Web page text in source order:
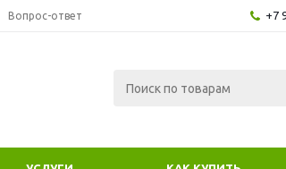
Вопрос-ответ +7